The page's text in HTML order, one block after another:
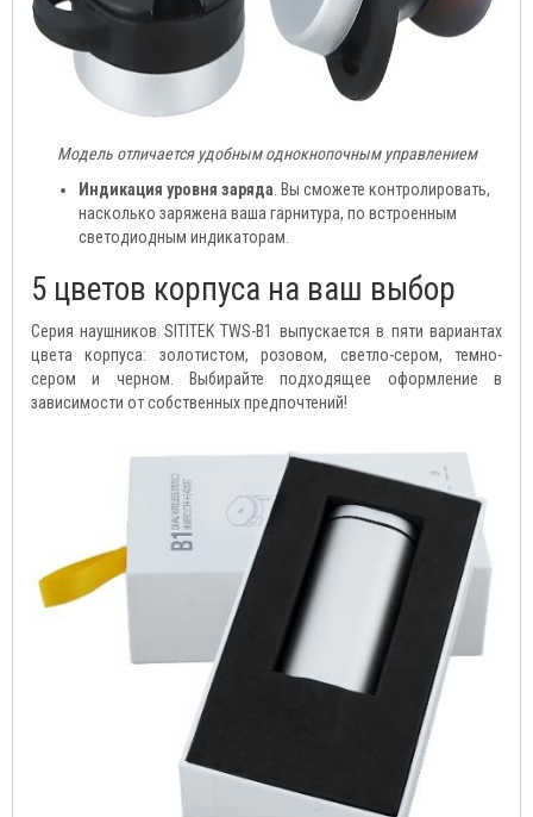
Модель отличается удобным однокнопочным управлением
Индикация уровня заряда. Вы сможете контролировать,
насколько заряжена ваша гарнитура, по встроенным
светодиодным индикаторам.
5 цветов корпуса на ваш выбор
Серия наушников SITITEK TWS-B1 выпускается в пяти вариантах
цвета корпуса: золотистом, розовом, светло-сером, темно-
сером и черном. Выбирайте подходящее оформление в
зависимости от собственных предпочтений!